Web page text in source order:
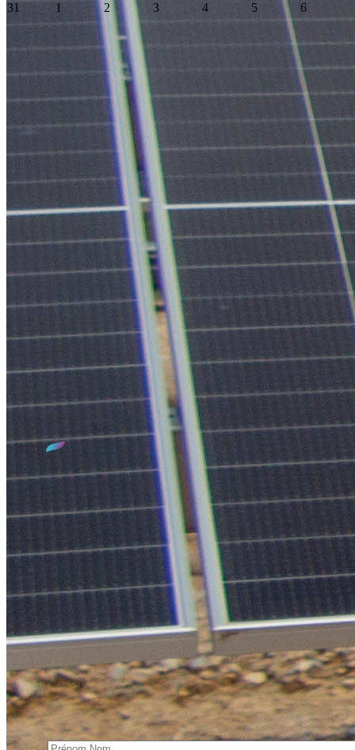
31
1 2 3 4 5
6
Event Date, août 2026
Qui sommes-nous ?
Le SIED 70, c'est 30 années d'expertise dans le domaine de
l'électrification et de l'éclairage public sur le territoire de la
Haute-Saône. Mais aussi : un service dédié aux Énergies
Renouvelables, avec la construction et l'exploitation de
chaufferies biomasse collectives, un service de Conseils en
Énergie Partagés, la valorisation de vos Certificats
d'Économie d'Énergie, ainsi que le déploiement de bornes de
recharge pour véhicules électriques.
S'incrire à la lettre d'information
Cette lettre vous informe des actualités et des événements du
Syndicat